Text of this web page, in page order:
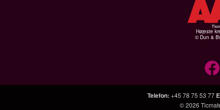
Højeste
© Dun &
Telefon: +45 78 75 53 77
© 2026